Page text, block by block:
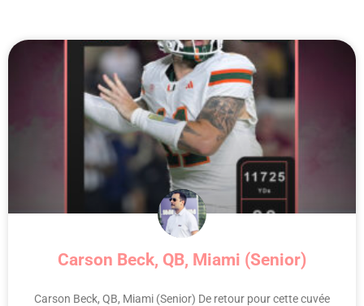
Carson Beck, QB, Miami (Senior)
Carson Beck, QB, Miami (Senior) De retour pour cette cuvée